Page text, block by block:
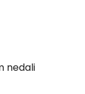
nedali